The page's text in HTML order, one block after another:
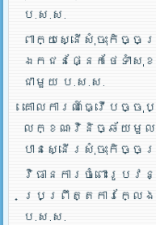
ប.ស.ស.
ពាក្យស្នើសុំចុះកិច្ច
ឯកជនផ្នែកថែទាំសុ
ជាមួយ ប.ស.ស.
គោលការណ៍ធ្វើបច្ចុ
លក្ខណៈវិនិច្ឆ័យមួល
បានស្នើរសុំចុះកិច្ច
វិធានការចំពោះរូ
ប្រព្រឹត្តការក្លែ
ប.ស.ស.